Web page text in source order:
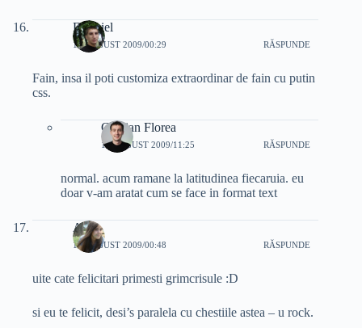
Danniel
12 AUGUST 2009/00:29 RĂSPUNDE
Fain, insa il poti customiza extraordinar de fain cu putin
css.
Cristian Florea
12 AUGUST 2009/11:25 RĂSPUNDE
normal. acum ramane la latitudinea fiecaruia. eu
doar v-am aratat cum se face in format text
Alle
12 AUGUST 2009/00:48 RĂSPUNDE
uite cate felicitari primesti grimcrisule :D
si eu te felicit, desi’s paralela cu chestiile astea – u rock.